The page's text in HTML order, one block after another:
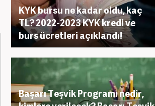
KYK bursu ne kadar oldu, kaç
TL? 2022-2023 KYK kredi ve
burs ücretleri açıklandı!
Başarı Teşvik Programı nedir,